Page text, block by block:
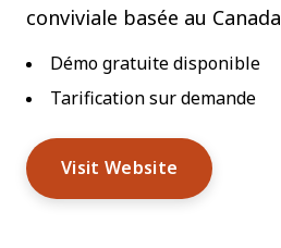
conviviale basée au Canada
Démo gratuite disponible
Tarification sur demande
Visit Website